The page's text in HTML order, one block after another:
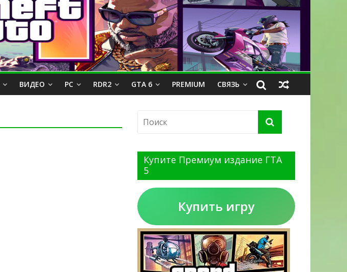
ВИДЕО PC RDR2 GTA 6 PREMIUM СВЯЗЬ
Купите Премиум издание ГТА
5
Купить игру